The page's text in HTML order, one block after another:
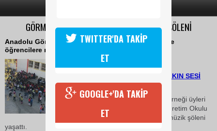
GÖRME ENGELLİLER DERNEĞİNDEN MÜZİK ŞÖLENİ
Anadolu Görme Engelliler Derneği üyleri Hakkari’de
öğrencilere müzik şöleni yaşattı.
04 Nisan 2018 Çarşamba 15:12
HABER: SERDAR SEVİ-HALKIN SESİ
GAZETESİ
Anadolu Görme Engelliler Derneği üyleri
Hakkari Şehit Selahattin İlköğretim Okulu
öğrencilerine unutulmaz bir müzik şöleni
yaşattı.
TWITTER'DA TAKİP
ET
GOOGLE+'DA TAKİP
ET